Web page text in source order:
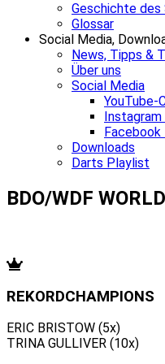
Geschichte des
Glossar
Social Media,
News, Tipps &
Über uns
Social Media
YouTube-
Downloads
Darts Playlist
BDO/WDF
REKORDCHAMPIONS
ERIC BRISTOW (5x)
TRINA GULLIVER (10x)